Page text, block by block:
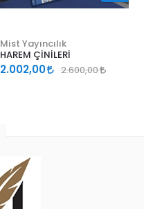
Mist Yayıncılık
HAREM ÇİNİLERİ
2.002,00 2.600,00